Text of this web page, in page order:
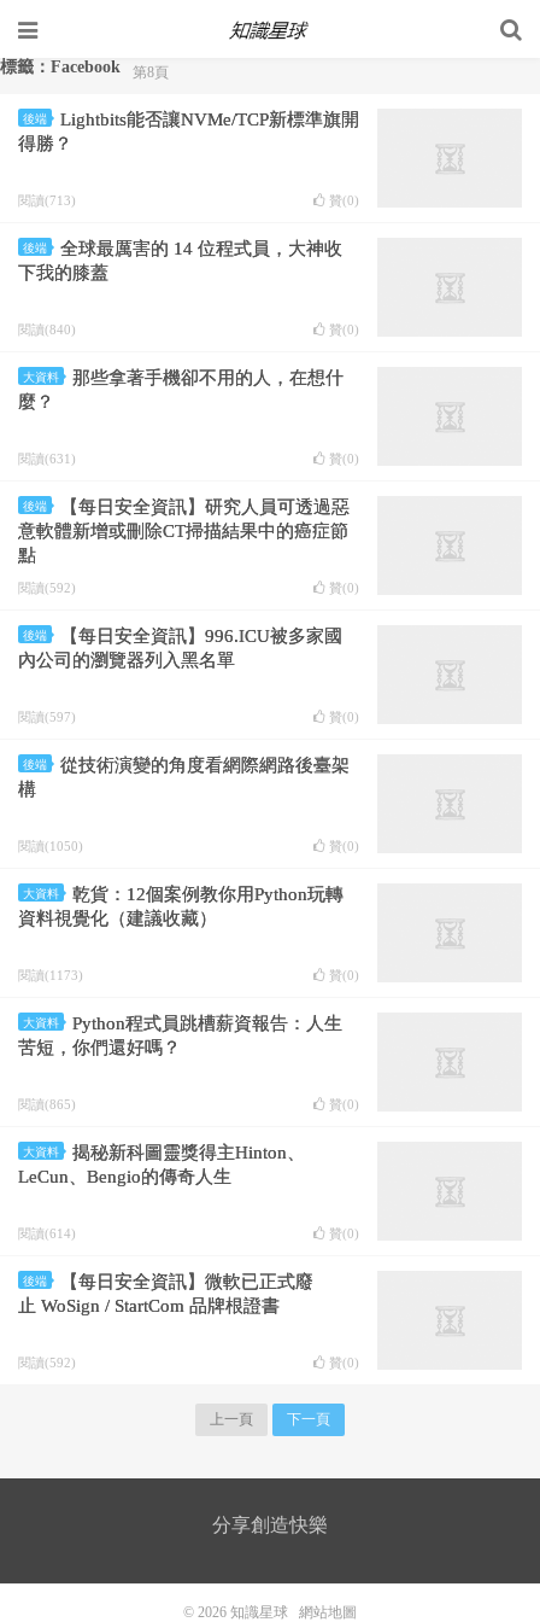
標籤：Facebook 第8頁
後端
Lightbits能否讓NVMe/TCP新標準旗開
得勝？
閱讀(713) 贊(0)
後端
全球最厲害的 14 位程式員，大神收
下我的膝蓋
閱讀(840) 贊(0)
大資料
那些拿著手機卻不用的人，在想什
麼？
閱讀(631) 贊(0)
後端
【每日安全資訊】研究人員可透過惡
意軟體新增或刪除CT掃描結果中的癌症節
點
閱讀(592) 贊(0)
後端
【每日安全資訊】996.ICU被多家國
內公司的瀏覽器列入黑名單
閱讀(597) 贊(0)
後端
從技術演變的角度看網際網路後臺架
構
閱讀(1050) 贊(0)
大資料
乾貨：12個案例教你用Python玩轉
資料視覺化（建議收藏）
閱讀(1173) 贊(0)
大資料
Python程式員跳槽薪資報告：人生
苦短，你們還好嗎？
閱讀(865) 贊(0)
大資料
揭秘新科圖靈獎得主Hinton、
LeCun、Bengio的傳奇人生
閱讀(614) 贊(0)
後端
【每日安全資訊】微軟已正式廢
止 WoSign / StartCom 品牌根證書
閱讀(592) 贊(0)
上一頁 下一頁
分享創造快樂
© 2026 知識星球 網站地圖